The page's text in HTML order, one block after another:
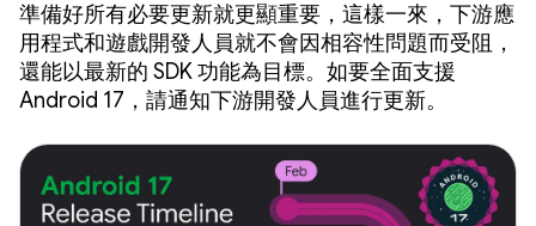
準備好所有必要更新就更顯重要，這樣一來，下游應
用程式和遊戲開發人員就不會因相容性問題而受阻，
還能以最新的 SDK 功能為目標。如要全面支援
Android 17，請通知下游開發人員進行更新。